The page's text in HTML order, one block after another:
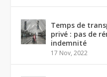
Temps de
privé : pas de
indemnité
17 Nov, 2022